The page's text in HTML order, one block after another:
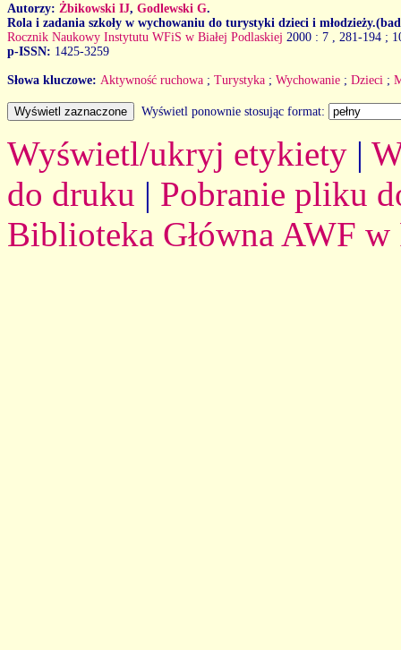
Autorzy: Żbikowski IJ, Godlewski G.
Rola i zadania szkoły w wychowaniu do turystyki dzieci i
Rocznik Naukowy Instytutu WFiS w Białej Podlaskiej 2000 : 7
, 281-194 ;
p-ISSN: 1425-3259
Słowa kluczowe: Aktywność ruchowa ; Turystyka ; Wychowanie ; Dzieci ;
Wyświetl ponownie stosując format:
Wyświetl/ukryj etykiety |
do druku | Pobranie pliku
Biblioteka Główna AWF w